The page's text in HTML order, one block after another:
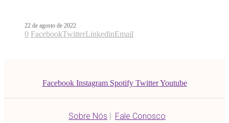
22 de agosto de 2022
0 FacebookTwitterLinkedinEmail
Facebook Instagram Spotify Twitter Youtube
Sobre Nós | Fale Conosco